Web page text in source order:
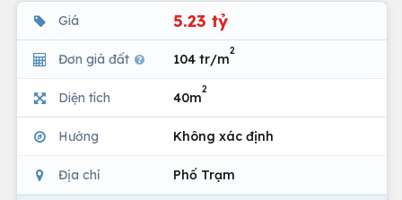
Giá 5.23 tỷ
Đơn giá đất 104 tr/m
2
Diện tích 40m
2
Hướng Không xác định
Địa chỉ Phố Trạm